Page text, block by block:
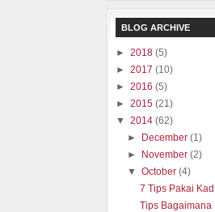
BLOG ARCHIVE
► 2018 (5)
► 2017 (10)
► 2016 (5)
► 2015 (21)
▼ 2014 (62)
► December(1)
► November(2)
▼October(4)
7 Tips Pakai
Tips Bagaimana